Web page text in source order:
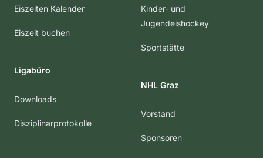
Eiszeiten Kalender
Eiszeit buchen
Ligabüro
Downloads
Disziplinarprotokolle
Kinder- und
Jugendeishockey
Sportstätte
NHL Graz
Vorstand
Sponsoren